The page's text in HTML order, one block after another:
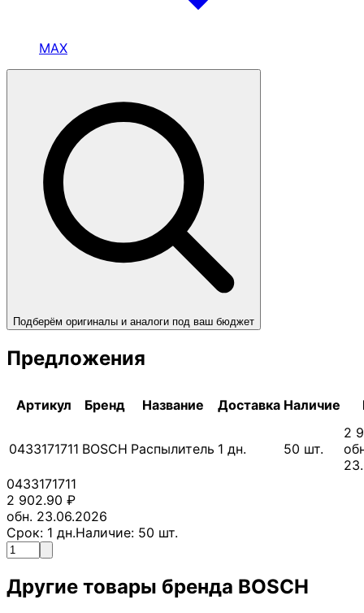
MAX
Подберём оригиналы и аналоги под ваш бюджет
Предложения
Артикул Бренд Название Доставка Наличие
0433171711 BOSCH Распылитель 1 дн. 50 шт.
2
0433171711
2 902.90 ₽
обн. 23.06.2026
Срок: 1 дн.Наличие: 50 шт.
Другие товары бренда BOSCH